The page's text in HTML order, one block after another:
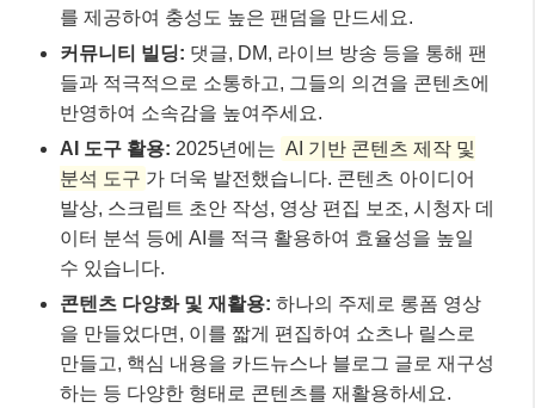
전략 👩‍💼👨‍💻
단순히 콘텐츠를 만드는 것을 넘어, 장기적인 관점에서
성공적인 인플루언서가 되기 위해서는 몇 가지 심화 전
략이 필요합니다.
가장 중요한 것은 ‘나만의 브랜드’를
구축하는 것 입니다. 당신의 콘텐츠가 어떤 가치를 제공
하고, 어떤 메시지를 전달하는지 명확히 해야 합니다.
니치(Niche) 시장 공략:모두를 만족시키려 하기보
다, 특정 관심사를 가진 소수에게 깊이 있는 콘텐츠
를 제공하여 충성도 높은 팬덤을 만드세요.
커뮤니티 빌딩: 댓글, DM, 라이브 방송 등을 통해 팬